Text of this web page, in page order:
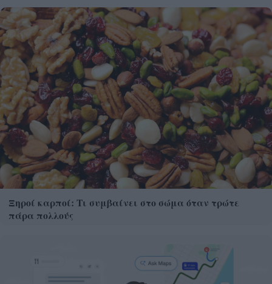
Ξηροί καρποί: Τι συμβαίνει στο σώμα όταν τρώτε
πάρα πολλούς